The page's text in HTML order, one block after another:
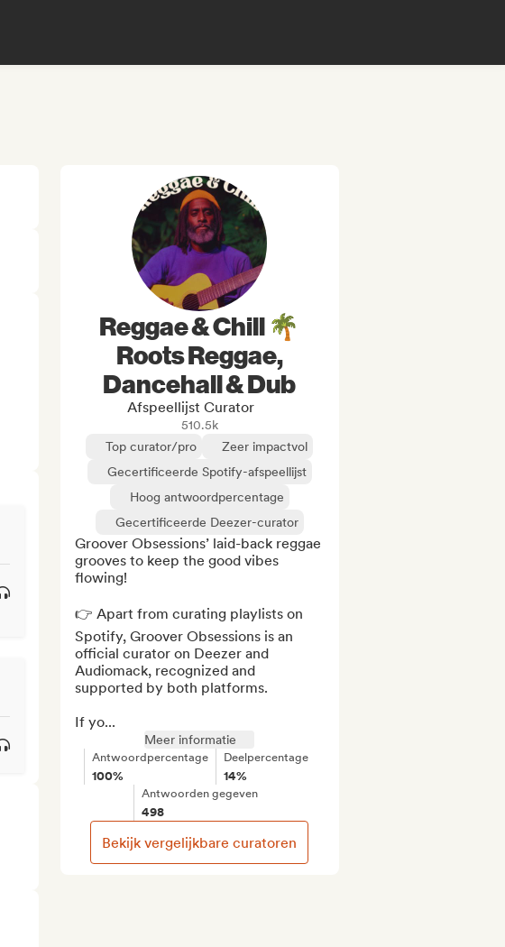
Reggae & Chill 🌴
Roots Reggae,
Dancehall & Dub
Afspeellijst Curator
510.5k
Top curator/pro
Zeer impactvol
Gecertificeerde Spotify-afspeellijst
Hoog antwoordpercentage
Gecertificeerde Deezer-curator
Groover Obsessions’ laid-back reggae
grooves to keep the good vibes
flowing!
👉 Apart from curating playlists on
Spotify, Groover Obsessions is an
official curator on Deezer and
Audiomack, recognized and
supported by both platforms.
If yo...
Meer informatie
Antwoordpercentage
100%
Deelpercentage
14%
Antwoorden gegeven
498
Bekijk vergelijkbare curatoren